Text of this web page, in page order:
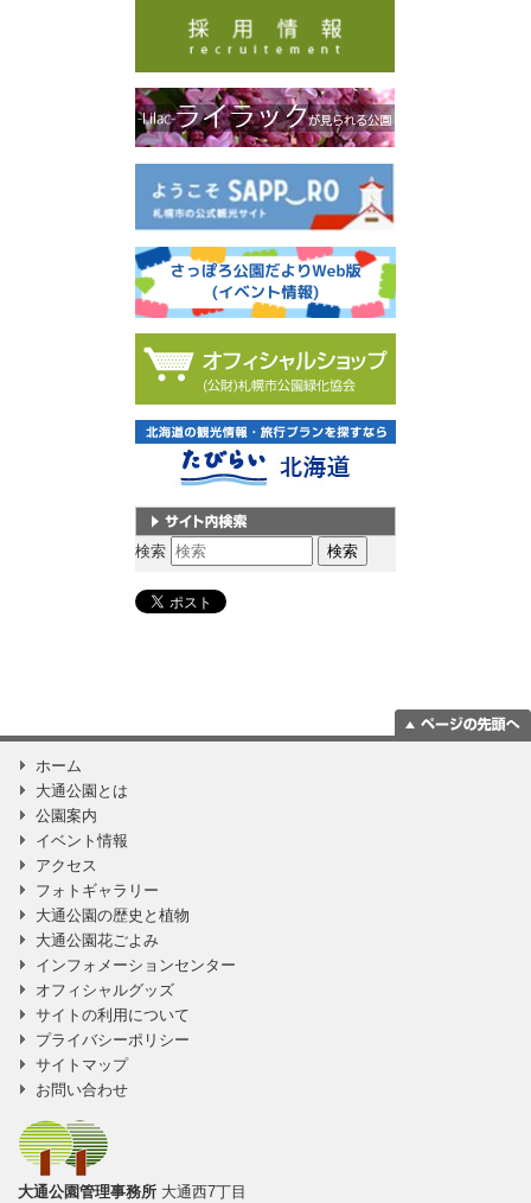
サイト内検索
検索
ホーム
大通公園とは
公園案内
イベント情報
アクセス
フォトギャラリー
大通公園の歴史と植物
大通公園花ごよみ
インフォメーションセンター
オフィシャルグッズ
サイトの利用について
プライバシーポリシー
サイトマップ
お問い合わせ
大通公園管理事務所 大通西7丁目